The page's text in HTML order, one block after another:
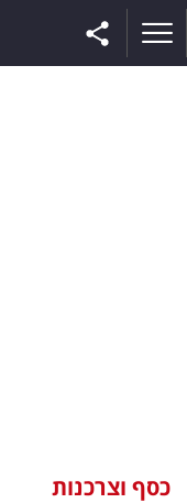
וצרכנות
כסף וצרכנות